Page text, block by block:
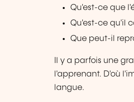
Qu'est-ce que
Qu'est-ce qu'il
Que peut-il
Il y a parfois une
l'apprenant. D'où
langue.